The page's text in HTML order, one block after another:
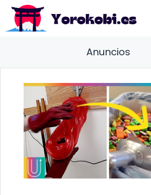
Saltar
contenido
Anuncios